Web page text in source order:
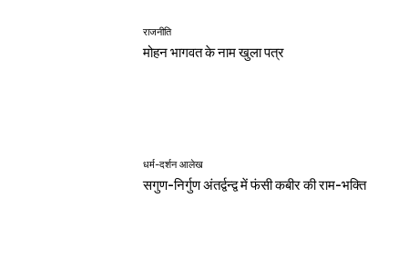
राजनीति
मोहन भागवत के नाम खुला पत्र
धर्म-दर्शन आलेख
सगुण-निर्गुण अंतर्द्वन्द्व में फंसी कबीर की राम-भक्ति